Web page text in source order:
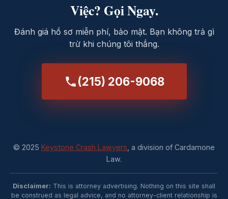
Việc? Gọi Ngay.
Đánh giá hồ sơ miễn phí, bảo mật. Bạn không trả gì
trừ khi chúng tôi thắng.
(215) 206-9068
© 2025 Keystone Crash Lawyers , a division of Cardamone
Law.
Disclaimer: This is attorney advertising. Nothing on this site shall
be construed as legal advice, and no attorney-client relationship is